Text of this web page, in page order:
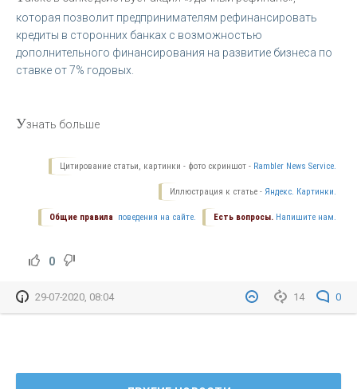
которая позволит предпринимателям рефинансировать
кредиты в сторонних банках с возможностью
дополнительного финансирования на развитие бизнеса по
ставке от 7% годовых.
Узнать больше
Цитирование статьи, картинки - фото скриншот - Rambler News Service.
Иллюстрация к статье - Яндекс. Картинки.
Есть вопросы. Напишите нам.
Общие правила поведения на сайте.
0
14 0
29-07-2020, 08:04